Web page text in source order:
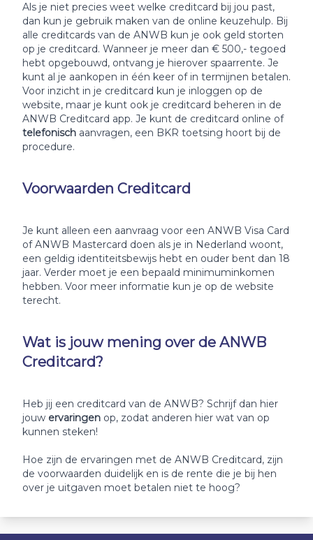
Als je niet precies weet welke creditcard bij jou past,
dan kun je gebruik maken van de online keuzehulp. Bij
alle creditcards van de ANWB kun je ook geld storten
op je creditcard. Wanneer je meer dan € 500,- tegoed
hebt opgebouwd, ontvang je hierover spaarrente. Je
kunt al je aankopen in één keer of in termijnen betalen.
Voor inzicht in je creditcard kun je inloggen op de
website, maar je kunt ook je creditcard beheren in de
ANWB Creditcard app. Je kunt de creditcard online of
telefonisch aanvragen, een BKR toetsing hoort bij de
procedure.
Voorwaarden Creditcard
Je kunt alleen een aanvraag voor een ANWB Visa Card
of ANWB Mastercard doen als je in Nederland woont,
een geldig identiteitsbewijs hebt en ouder bent dan 18
jaar. Verder moet je een bepaald minimuminkomen
hebben. Voor meer informatie kun je op de website
terecht.
Wat is jouw mening over de ANWB
Creditcard?
Heb jij een creditcard van de ANWB? Schrijf dan hier
jouw ervaringen op, zodat anderen hier wat van op
kunnen steken!
Hoe zijn de ervaringen met de ANWB Creditcard, zijn
de voorwaarden duidelijk en is de rente die je bij hen
over je uitgaven moet betalen niet te hoog?